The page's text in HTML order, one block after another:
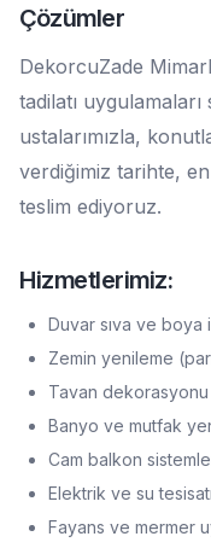
Çözümler
DekorcuZade
tadilatı
ustalarımızla,
verdiğimiz tarihte,
teslim ediyoruz.
Hizmetlerimiz:
Duvar sıva ve boya
Zemin yenileme
Tavan dekorasyonu
Banyo ve mutfak
Cam balkon
Elektrik ve su tesisatı
Fayans ve mermer